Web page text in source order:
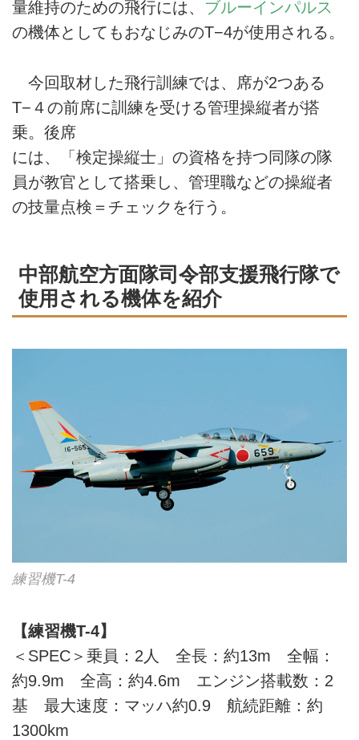
量維持のための飛行には、 ブルーインパルス
の機体としてもおなじみのT−4が使用される。
今回取材した飛行訓練では、席が2つある
T−４の前席に訓練を受ける管理操縦者が搭
乗。後席
には、「検定操縦士」の資格を持つ同隊の隊
員が教官として搭乗し、管理職などの操縦者
の技量点検＝チェックを行う。
中部航空方面隊司令部支援飛行隊で
使用される機体を紹介
練習機T-4
【練習機T-4】
＜SPEC＞乗員：2人 全長：約13m 全幅：
約9.9m 全高：約4.6m エンジン搭載数：2
基 最大速度：マッハ約0.9 航続距離：約
1300km